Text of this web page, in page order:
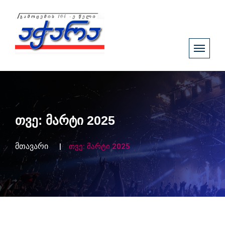
თვე: მარტი 2025
მთავარი თვე: მარტი 2025